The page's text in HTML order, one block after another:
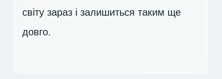
світу зараз і залишиться таким ще
довго.